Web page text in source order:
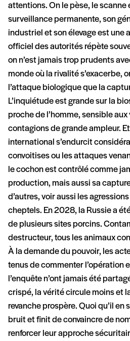
attentions. On le pèse, le scanne
surveillance permanente, son
industriel et son élevage est une
officiel des autorités répète
on n’est jamais trop prudents
monde où la rivalité s’exacerbe,
l’attaque biologique que la
L’inquiétude est grande sur la
proche de l’homme, sensible
contagions de grande ampleur.
international s’endurcit
convoitises ou les attaques
le cochon est contrôlé comme
production, mais aussi sa
d’autres, voir aussi les
cheptels. En 2028, la Russie a
de plusieurs sites porcins.
destructeur, tous les animaux
À la demande du pouvoir, les
tenus de commenter l’opération
l’enquête n’ont jamais été
crispé, la vérité circule moins et
revanche prospère. Quoi qu’il en
bruit et finit de convaincre de
renforcer leur approche